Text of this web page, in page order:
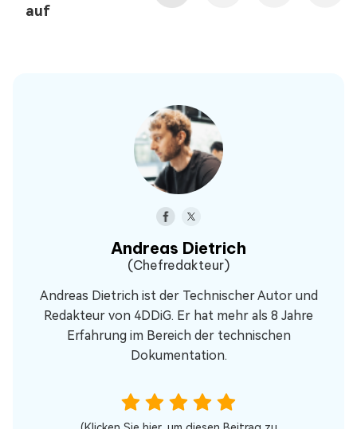
auf
Andreas Dietrich
(Chefredakteur)
Andreas Dietrich ist der Technischer Autor und
Redakteur von 4DDiG. Er hat mehr als 8 Jahre
Erfahrung im Bereich der technischen
Dokumentation.